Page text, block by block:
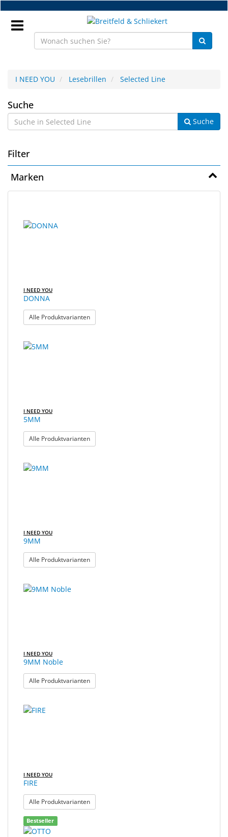
Zum
Hauptinhalt
springen
NEU
Brillenteile
Werkstatt
Handelsware
NEED
YOU
I NEED YOU Lesebrillen Selected Line
Selected
Line
Suche
Suche
Filter
Marken
Ergebnisse
gerendert.
I NEED YOU
DONNA
Alle Produktvarianten: DONNA
I NEED YOU
5MM
Alle Produktvarianten: 5MM
I NEED YOU
9MM
Alle Produktvarianten: 9MM
I NEED YOU
9MM Noble
Alle Produktvarianten: 9MM Noble
I NEED YOU
FIRE
Alle Produktvarianten: FIRE
Bestseller